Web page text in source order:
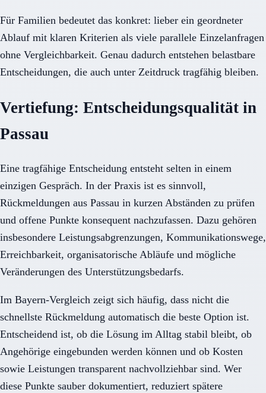
Für Familien bedeutet das konkret: lieber ein geordneter
Ablauf mit klaren Kriterien als viele parallele Einzelanfragen
ohne Vergleichbarkeit. Genau dadurch entstehen belastbare
Entscheidungen, die auch unter Zeitdruck tragfähig bleiben.
Vertiefung: Entscheidungsqualität in
Passau
Eine tragfähige Entscheidung entsteht selten in einem
einzigen Gespräch. In der Praxis ist es sinnvoll,
Rückmeldungen aus Passau in kurzen Abständen zu prüfen
und offene Punkte konsequent nachzufassen. Dazu gehören
insbesondere Leistungsabgrenzungen, Kommunikationswege,
Erreichbarkeit, organisatorische Abläufe und mögliche
Veränderungen des Unterstützungsbedarfs.
Im Bayern-Vergleich zeigt sich häufig, dass nicht die
schnellste Rückmeldung automatisch die beste Option ist.
Entscheidend ist, ob die Lösung im Alltag stabil bleibt, ob
Angehörige eingebunden werden können und ob Kosten
sowie Leistungen transparent nachvollziehbar sind. Wer
diese Punkte sauber dokumentiert, reduziert spätere